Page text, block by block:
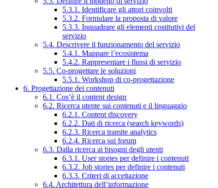
5.3.1. Identificare gli attori coinvolti
5.3.2. Formulare la proposta di valore
5.3.3. Inquadrare gli elementi costitutivi del
servizio
5.4. Descrivere il funzionamento del servizio
5.4.1. Mappare l’ecosistema
5.4.2. Rappresentare i flussi di servizio
5.5. Co-progettare le soluzioni
5.5.1. Workshop di co-progettazione
6. Progettazione dei contenuti
6.1. Cos’è il content design
6.2. Ricerca utente sui contenuti e il linguaggio
6.2.1. Content discovery
6.2.2. Dati di ricerca (search keywords)
6.2.3. Ricerca tramite analytics
6.2.4. Ricerca sui forum
6.3. Dalla ricerca ai bisogni degli utenti
6.3.1. User stories per definire i contenuti
6.3.2. Job stories per definire i contenuti
6.3.3. Criteri di accettazione
6.4. Architettura dell’informazione